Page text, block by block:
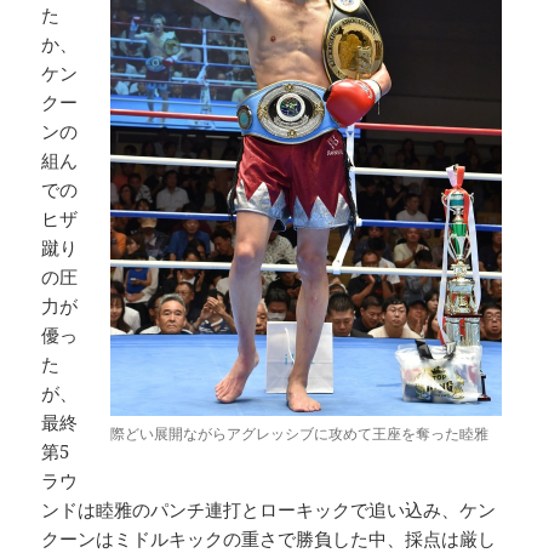
際どい展開ながらアグレッシブに攻めて王座を奪った睦雅
た
か、
ケン
クー
ンの
組ん
での
ヒザ
蹴り
の圧
力が
優っ
た
が、
最終
第5
ラウ
ンドは睦雅のパンチ連打とローキックで追い込み、ケン
クーンはミドルキックの重さで勝負した中、採点は厳し